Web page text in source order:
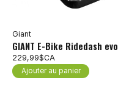
Giant
GIANT E-Bike Ridedash evo
229,99$CA
Ajouter au panier